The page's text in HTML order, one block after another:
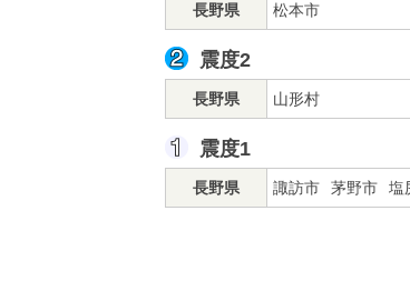
長野県 松本市
震度2
長野県 山形村
震度1
長野県 諏訪市 茅野市 塩